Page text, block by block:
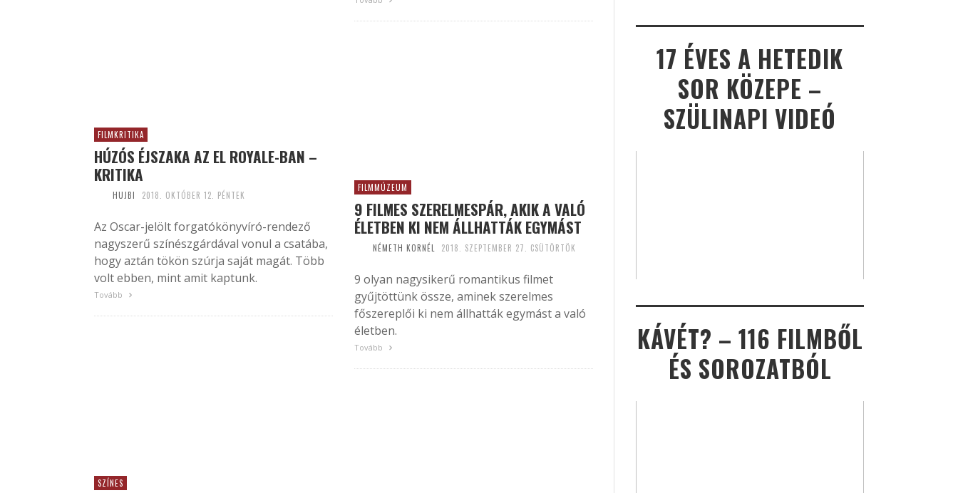
FILMKRITIKA
HÚZÓS ÉJSZAKA AZ EL ROYALE-BAN –
KRITIKA
HUJBI 2018. OKTÓBER 12. PÉNTEK
Az Oscar-jelölt forgatókönyvíró-rendező
nagyszerű színészgárdával vonul a csatába,
hogy aztán tökön szúrja saját magát. Több
volt ebben, mint amit kaptunk.
Tovább
FILMMÚZEUM
9 FILMES SZERELMESPÁR, AKIK A VALÓ
ÉLETBEN KI NEM ÁLLHATTÁK EGYMÁST
NÉMETH KORNÉL 2018. SZEPTEMBER 27. CSÜTÖRTÖK
9 olyan nagysikerű romantikus filmet
gyűjtöttünk össze, aminek szerelmes
főszereplői ki nem állhatták egymást a való
életben.
Tovább
SZÍNES
17 ÉVES A HETEDIK
SOR KÖZEPE –
SZÜLINAPI VIDEÓ
KÁVÉT? – 116 FILMBŐL
ÉS SOROZATBÓL